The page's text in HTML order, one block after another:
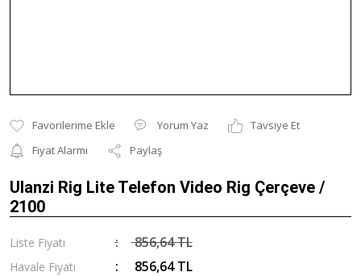
Yorum Yaz
Tavsiye Et
Fiyat Alarmı
Paylaş
Ulanzi Rig Lite Telefon Video Rig Çerçeve /
2100
Liste Fiyatı 856,64 TL
Havale Fiyatı 856,64 TL